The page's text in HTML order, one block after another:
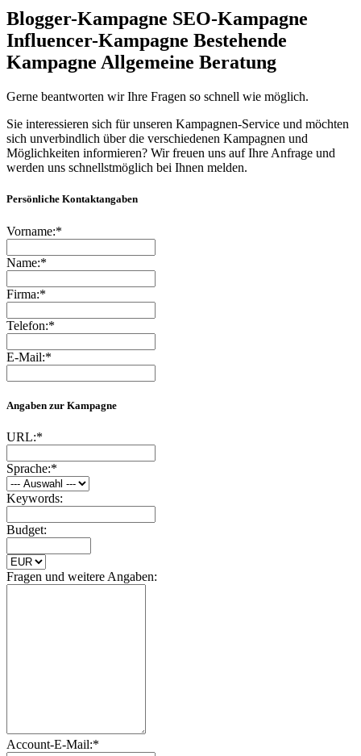
Blogger-Kampagne SEO-Kampagne
Influencer-Kampagne Bestehende
Kampagne Allgemeine Beratung
Gerne beantworten wir Ihre Fragen so schnell wie möglich.
Sie interessieren sich für unseren Kampagnen-Service und möchten
sich unverbindlich über die verschiedenen Kampagnen und
Möglichkeiten informieren? Wir freuen uns auf Ihre Anfrage und
werden uns schnellstmöglich bei Ihnen melden.
Persönliche Kontaktangaben
Vorname:*
Name:*
Firma:*
Telefon:*
E-Mail:*
Angaben zur Kampagne
URL:*
Sprache:*
Keywords:
Budget:
Fragen und weitere Angaben:
Account-E-Mail:*